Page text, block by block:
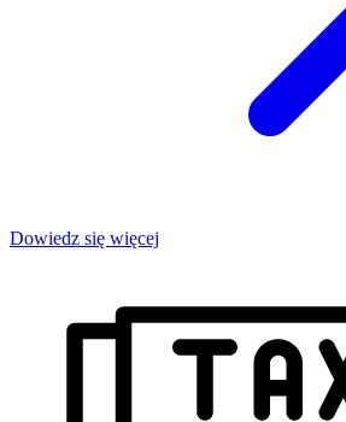
Dowiedz się więcej